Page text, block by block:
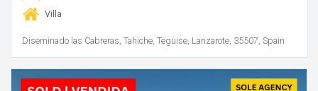
Villa
Diseminado las Cabreras, Tahiche, Teguise, Lanzarote, 35507, Spain